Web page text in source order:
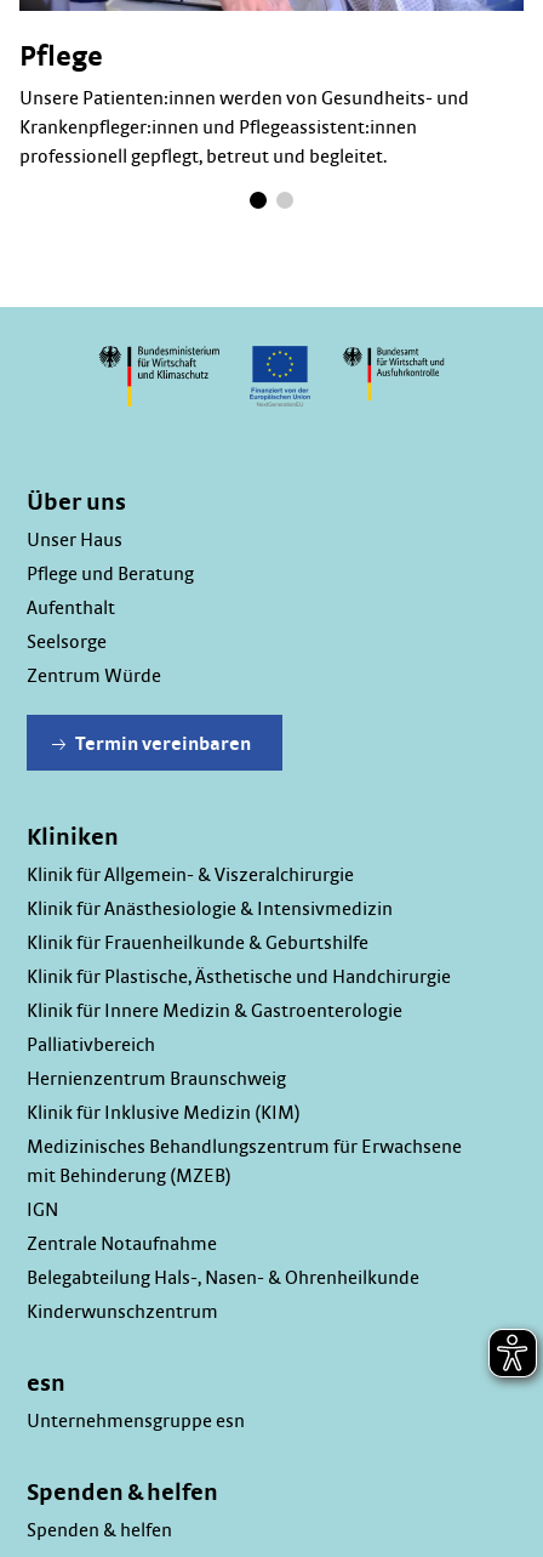
Pflege
Unsere Patienten:innen werden von Gesundheits- und
Krankenpfleger:innen und Pflegeassistent:innen
professionell gepflegt, betreut und begleitet.
Über uns
Unser Haus
Pflege und Beratung
Aufenthalt
Seelsorge
Zentrum Würde
Termin vereinbaren
Kliniken
Klinik für Allgemein- & Viszeralchirurgie
Klinik für Anästhesiologie & Intensivmedizin
Klinik für Frauenheilkunde & Geburtshilfe
Klinik für Plastische, Ästhetische und Handchirurgie
Klinik für Innere Medizin & Gastroenterologie
Palliativbereich
Hernienzentrum Braunschweig
Klinik für Inklusive Medizin (KIM)
Medizinisches Behandlungszentrum für Erwachsene
mit Behinderung (MZEB)
IGN
Zentrale Notaufnahme
Belegabteilung Hals-, Nasen- & Ohrenheilkunde
Kinderwunschzentrum
esn
Unternehmensgruppe esn
Spenden & helfen
Spenden & helfen